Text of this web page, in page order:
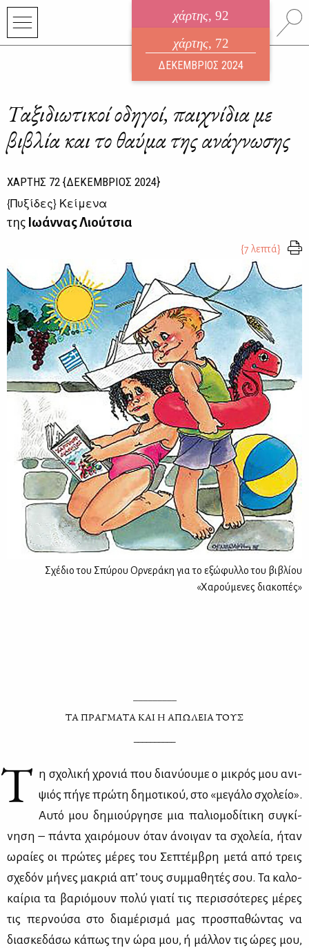
χάρτης, 92
ηλεκτρονικό περιοδικό
ΑΥΓΟΥΣΤΟΣ 2026
χάρτης, 72
ΔΕΚΕΜΒΡΙΟΣ 2024
Ταξιδιωτικοί οδηγοί, παιχνίδια με
βιβλία και το θαύμα της ανάγνωσης
ΧΑΡΤΗΣ 72 {ΔΕΚΕΜΒΡΙΟΣ 2024}
{Πυξίδες} Κείμενα
της Ιωάννας Λιούτσια
{7 λεπτά}
Σχέδιο του Σπύρου Ορνεράκη για το εξώφυλλο του βιβλίου
«Χαρούμενες διακοπές»
ΤΑ ΠΡΑΓΜΑΤΑ ΚΑΙ Η ΑΠΩΛΕΙΑ ΤΟΥΣ
Τ η σχο­λι­κή χρο­νιά που δια­νύ­ου­με ο μι­κρός μου ανι­
ψιός πή­γε πρώ­τη δη­μο­τι­κού, στο «με­γά­λο σχο­λείο».
Αυ­τό μου δη­μιούρ­γη­σε μια πα­λιο­μο­δί­τι­κη συ­γκί­
νη­ση – πά­ντα χαι­ρό­μουν όταν άνοι­γαν τα σχο­λεία, ήταν
ωραί­ες οι πρώ­τες μέ­ρες του Σε­πτέμ­βρη με­τά από τρεις
σχε­δόν μή­νες μα­κριά απ’ τους συμ­μα­θη­τές σου. Τα κα­λο­
καί­ρια τα βα­ριό­μουν πο­λύ για­τί τις πε­ρισ­σό­τε­ρες μέ­ρες
τις περ­νού­σα στο δια­μέ­ρι­σμά μας προ­σπα­θώ­ντας να
δια­σκε­δά­σω κά­πως την ώρα μου, ή μάλ­λον τις ώρες μου,